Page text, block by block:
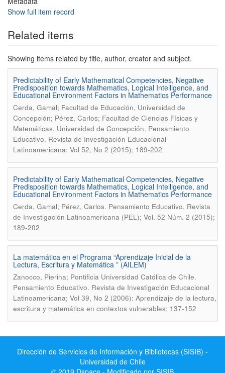
Show full item record
Related items
Showing items related by title, author, creator and subject.
Predictability of Early Mathematical Competencies, Negative
Predisposition towards Mathematics, Logical Intelligence, and
Educational Environment Factors in Mathematics Performance
Cerda, Gamal; Facultad de Educación, Universidad de
Concepción; Pérez, Carlos; Facultad de Ciencias Físicas y
Matemáticas, Universidad de Concepción. Pensamiento
Educativo. Revista de Investigación Educacional
Latinoamericana; Vol 52, No 2 (2015); 189-202
Predictability of Early Mathematical Competencies, Negative
Predisposition towards Mathematics, Logical Intelligence, and
Educational Environment Factors in Mathematics Performance
Cerda, Gamal; Pérez, Carlos. Pensamiento Educativo, Revista
de Investigación Latinoamericana (PEL); Vol. 52 Núm. 2 (2015);
189-202
La matemática en el Programa “Aprendizaje Inicial de la
Lectura, Escritura y Matemática ” (AILEM)
Zanocco, Pierina; Pontificia Universidad Católica de Chile.
Pensamiento Educativo. Revista de Investigación Educacional
Latinoamericana; Vol 39, No 2 (2006): Aprendizaje de la lectura,
escritura y matemática en contextos vulnerables; 137-152
Dirección de Servicios de Información y Bibliotecas (SISIB) -
Universidad de Chile